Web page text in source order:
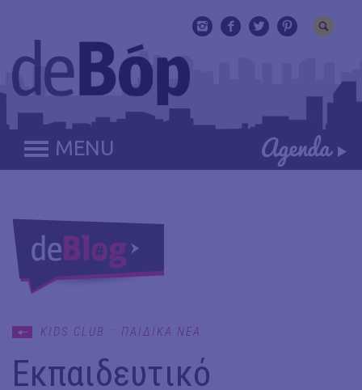
MENU
KIDS CLUB :: ΠΑΙΔΙΚΑ ΝΕΑ
Εκπαιδευτικό